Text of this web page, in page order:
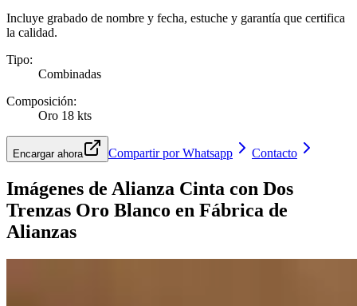
Incluye grabado de nombre y fecha, estuche y garantía que certifica
la calidad.
Tipo:
Combinadas
Composición:
Oro 18 kts
Encargar ahora Compartir por Whatsapp Contacto
Imágenes de Alianza Cinta con Dos
Trenzas Oro Blanco en Fábrica de
Alianzas